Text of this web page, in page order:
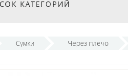
КАТЕГОРИЙ
Сумки Через плечо